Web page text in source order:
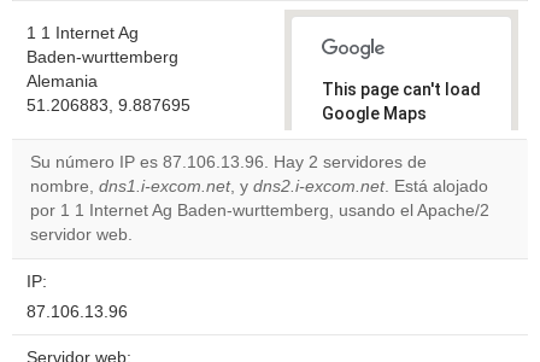
1 1 Internet Ag
Baden-wurttemberg
Alemania
51.206883, 9.887695
This page can't load
Google Maps
correctly.
Do you
own this
OK
Su número IP es 87.106.13.96. Hay 2 servidores de
nombre, dns1.i-excom.net, y dns2.i-excom.net. Está alojado
por 1 1 Internet Ag Baden-wurttemberg, usando el Apache/2
servidor web.
IP:
87.106.13.96
Servidor web: